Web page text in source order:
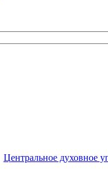
Центральное духовное